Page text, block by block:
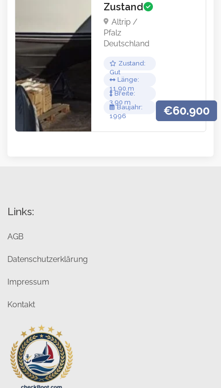
Zustand
Altrip /
Pfalz
Deutschland
Gut
Zustand
11.90
Länge
3.90
Breite
1996
Baujahr €60.900
Links:
AGB
Datenschutzerklärung
Impressum
Kontakt